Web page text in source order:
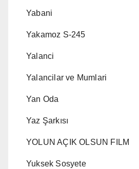
Yabani
Yakamoz S-245
Yalanci
Yalancilar ve Mumlari
Yan Oda
Yaz Şarkısı
YOLUN AÇIK OLSUN FILM
Yuksek Sosyete